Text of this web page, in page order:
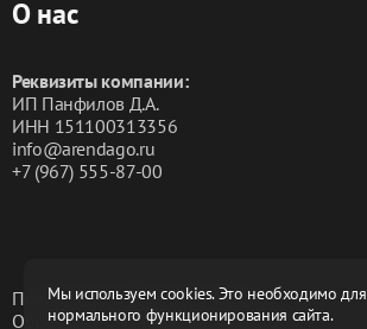
Мы используем cookies. Это необходимо для
нормального функционирования сайта.
О нас
Реквизиты компании:
ИП Панфилов Д.А.
ИНН 151100313356
info@arendago.ru
+7 (967) 555-87-00
Политика конфиденциальности
Обработка персональных данных